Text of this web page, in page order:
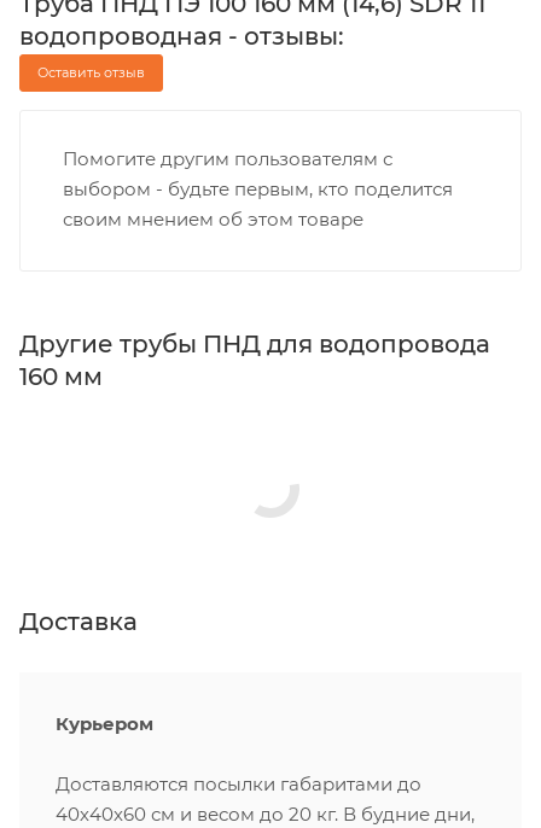
водопроводная - отзывы:
Оставить отзыв
Помогите другим пользователям с
выбором - будьте первым, кто поделится
своим мнением об этом товаре
Другие трубы ПНД для водопровода
160 мм
Доставка
Курьером
Доставляются посылки габаритами до
40х40х60 см и весом до 20 кг. В будние дни,